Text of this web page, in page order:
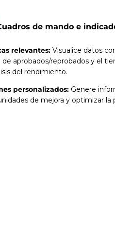
de mando e
relevantes: Visualice datos
de aprobados/reprobados y el
del rendimiento.
personalizados: Genere
de mejora y optimizar la